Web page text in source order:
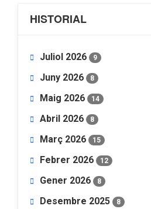
HISTORIAL
Juliol 2026 9
Juny 2026 8
Maig 2026 14
Abril 2026 8
Març 2026 15
Febrer 2026 12
Gener 2026 8
Desembre 2025 8